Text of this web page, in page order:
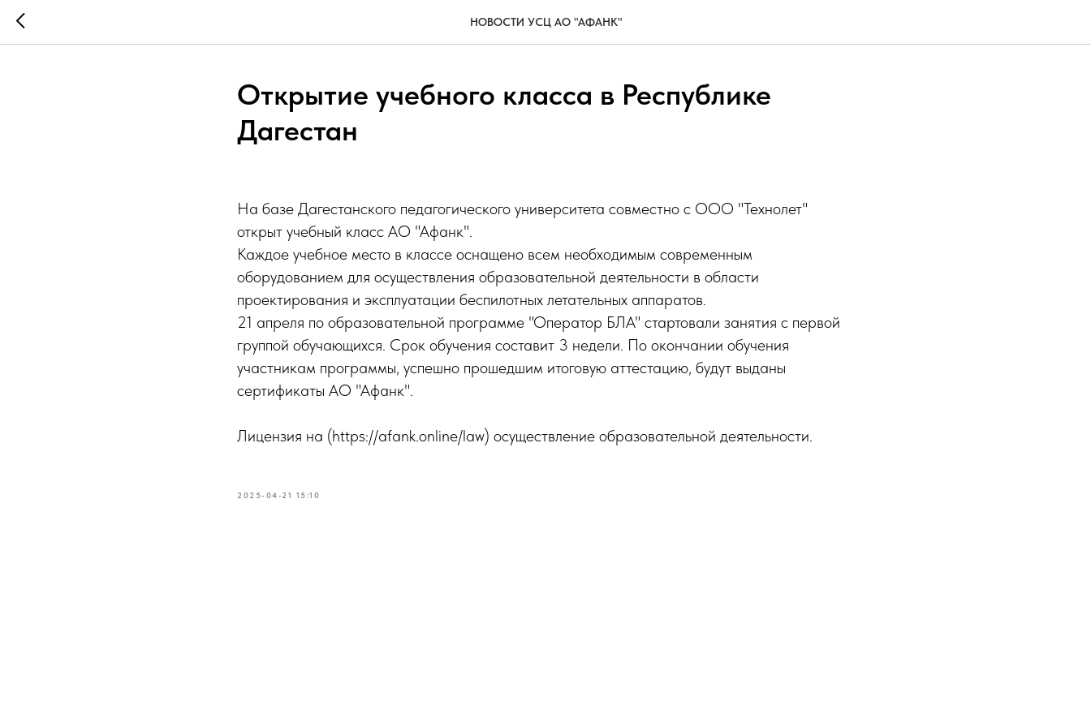
НОВОСТИ УСЦ AO "АФАНК"
Открытие учебного класса в Республике
Дагестан
На базе Дагестанского педагогического университета совместно с ООО "Технолет"
открыт учебный класс АО "Афанк".
Каждое учебное место в классе оснащено всем необходимым современным
оборудованием для осуществления образовательной деятельности в области
проектирования и эксплуатации беспилотных летательных аппаратов.
21 апреля по образовательной программе "Оператор БЛА" стартовали занятия с первой
группой обучающихся. Срок обучения составит 3 недели. По окончании обучения
участникам программы, успешно прошедшим итоговую аттестацию, будут выданы
сертификаты АО "Афанк".
Лицензия на (https://afank.online/law) осуществление образовательной деятельности.
2025-04-21 15:10